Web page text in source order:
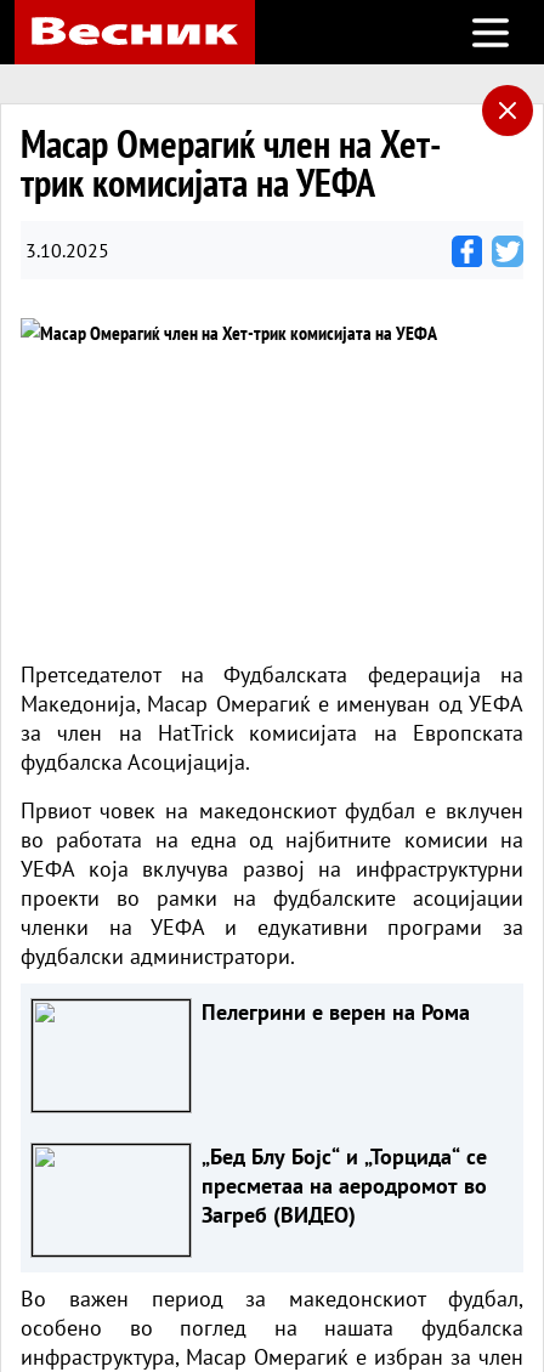
Open
Масар Омерагиќ член на Хет-
трик комисијата на УЕФА
3.10.2025
Претседателот на Фудбалската федерација на
Македонија, Масар Омерагиќ е именуван од УЕФА
за член на HatTrick комисијата на Европската
фудбалска Асоцијација.
Првиот човек на македонскиот фудбал е вклучен
во работата на една од најбитните комисии на
УЕФА која вклучува развој на инфраструктурни
проекти во рамки на фудбалските асоцијации
членки на УЕФА и едукативни програми за
фудбалски администратори.
Пелегрини е верен на Рома
„Бед Блу Бојс“ и „Торцида“ се
пресметаа на аеродромот во
Загреб (ВИДЕО)
Во важен период за македонскиот фудбал,
особено во поглед на нашата фудбалска
инфраструктура, Масар Омерагиќ е избран за член